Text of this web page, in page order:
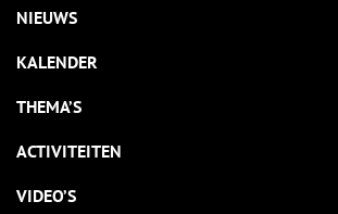
NIEUWS
KALENDER
THEMA’S
ACTIVITEITEN
VIDEO’S